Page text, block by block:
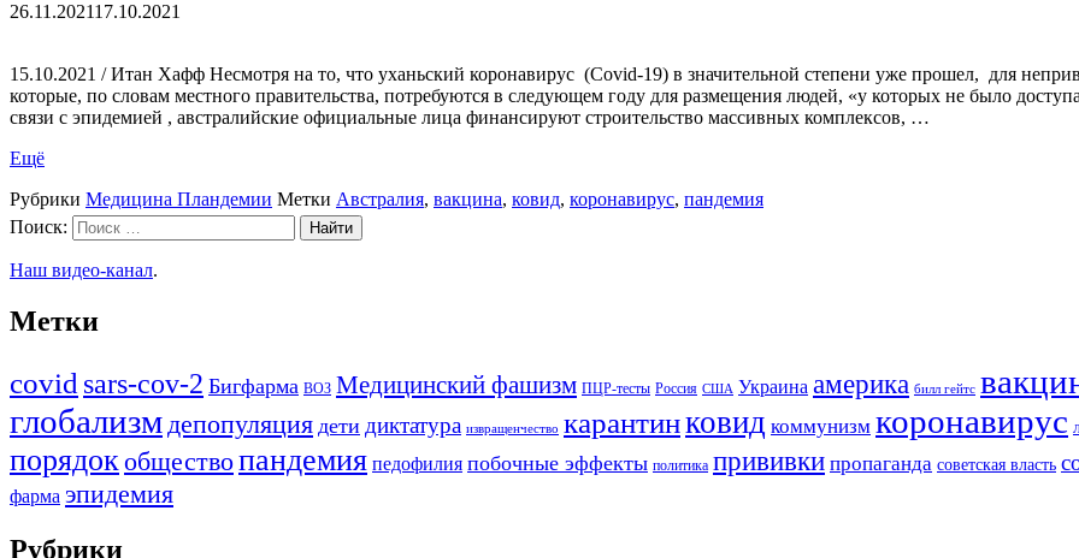
26.11.202117.10.2021
15.10.2021 / Итан Хафф Несмотря на то, что уханьский коронавирус (Covid-19) в значительной степени уже прошел, для
которые, по словам местного правительства, потребуются в следующем году для размещения людей, «у которых не было
связи с эпидемией , австралийские официальные лица финансируют строительство массивных комплексов, …
Ещё
Рубрики Медицина Пландемии Метки Австралия, вакцина, ковид, коронавирус, пандемия
Поиск:
Наш видео-канал.
Метки
covid sars-cov-2 Бигфарма ВОЗ Медицинский фашизм ПЦР-тесты Россия США Украина америка билл гейтс
глобализмдепопуляция дети диктатура извращенчество карантинковид коммунизм коронавирус
порядокобществопандемия педофилия побочные эффекты политика прививки пропаганда советская власть
фарма эпидемия
Рубрики